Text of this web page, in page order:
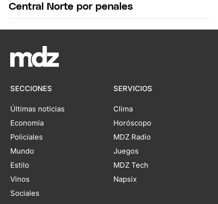
Central Norte por penales
SECCIONES
Últimas noticias
Economía
Policiales
Mundo
Estilo
Vinos
Sociales
SERVICIOS
Clima
Horóscopo
MDZ Radio
Juegos
MDZ Tech
Napsix